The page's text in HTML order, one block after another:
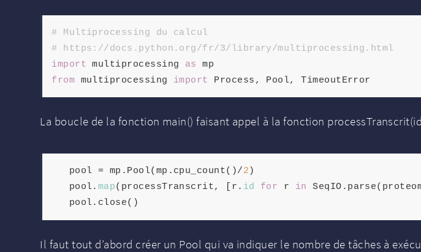
# Multiprocessing du calcul
# https://docs.python.org/fr/3/library/multiprocessing.html
import multiprocessing as
from multiprocessing import
La boucle de la fonction main() faisant appel à la fonction
   pool = mp.Pool(mp.cpu_count()/
2 )
   pool.
map(processTranscrit, [r. id for r in
Il faut tout d’abord créer un Pool qui va indiquer le nombre de tâches à